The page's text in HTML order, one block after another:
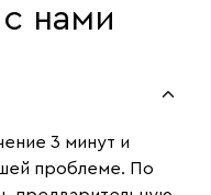
нами
3 минут и
проблеме. По